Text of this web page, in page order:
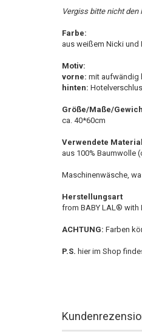
Vergiss bitte nicht den
Farbe:
aus weißem Nicki und
Motiv:
vorne: mit aufwändig
hinten:
Größe/Maße/
ca. 40*60cm
Verwendete
aus 100% Baumwolle
Maschinenwäsche,
Herstellungsart
from BABY LAL® with
ACHTUNG: Farben
P.S. hier im Shop